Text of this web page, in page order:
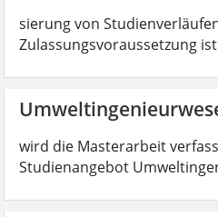
sierung von
Zulassungsvoraussetzung
wird die Masterarbeit
Studienangebot